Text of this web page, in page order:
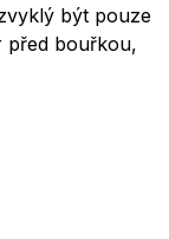
být pouze
před bouřkou,